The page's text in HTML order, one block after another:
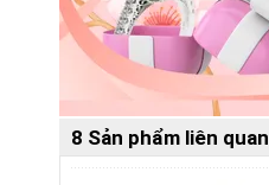
8 Sản phẩm liên quan